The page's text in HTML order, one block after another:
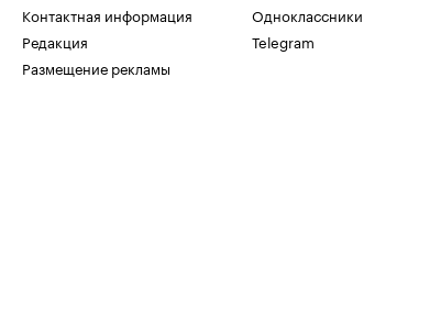
Контактная информация
Редакция
Размещение рекламы
Одноклассники
Telegram